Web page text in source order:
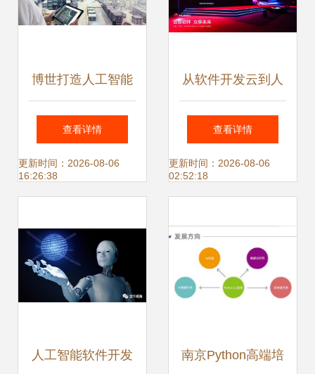
博世打造人工智能
环境下的“未来工
厂” 人工智能应用
查看详情
更新时间：2026-08-06
16:26:38
从软件开发云到人
工智能云 数字中国
底座又添新支撑
查看详情
更新时间：2026-08-06
02:52:18
人工智能软件开发 南京Python高端培